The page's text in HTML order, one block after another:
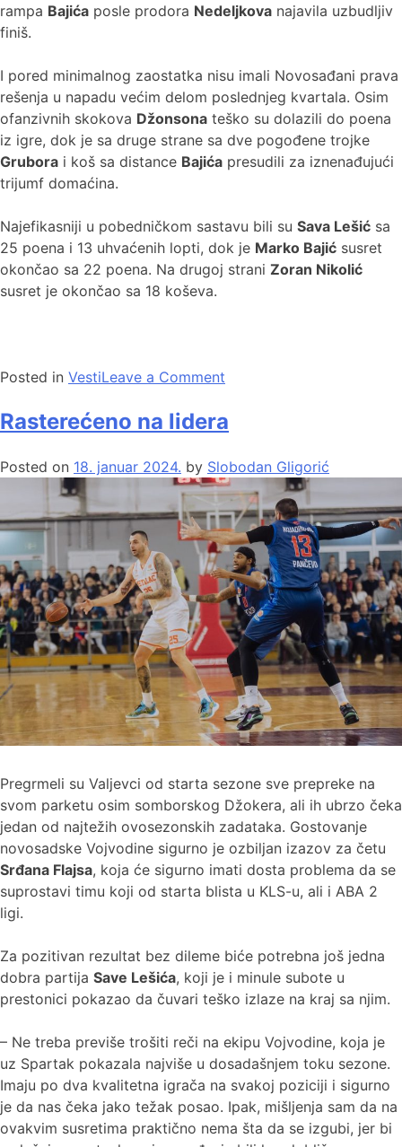
rampa Bajića posle prodora Nedeljkova najavila uzbudljiv
finiš.
I pored minimalnog zaostatka nisu imali Novosađani prava
rešenja u napadu većim delom poslednjeg kvartala. Osim
ofanzivnih skokova Džonsona teško su dolazili do poena
iz igre, dok je sa druge strane sa dve pogođene trojke
Grubora i koš sa distance Bajića presudili za iznenađujući
trijumf domaćina.
Najefikasniji u pobedničkom sastavu bili su Sava Lešić sa
25 poena i 13 uhvaćenih lopti, dok je Marko Bajić susret
okončao sa 22 poena. Na drugoj strani Zoran Nikolić
susret je okončao sa 18 koševa.
Posted in VestiLeave a Comment
Rasterećeno na lidera
Posted on 18. januar 2024. by Slobodan Gligorić
Pregrmeli su Valjevci od starta sezone sve prepreke na
svom parketu osim somborskog Džokera, ali ih ubrzo čeka
jedan od najtežih ovosezonskih zadataka. Gostovanje
novosadske Vojvodine sigurno je ozbiljan izazov za četu
Srđana Flajsa, koja će sigurno imati dosta problema da se
suprostavi timu koji od starta blista u KLS-u, ali i ABA 2
ligi.
Za pozitivan rezultat bez dileme biće potrebna još jedna
dobra partija Save Lešića, koji je i minule subote u
prestonici pokazao da čuvari teško izlaze na kraj sa njim.
– Ne treba previše trošiti reči na ekipu Vojvodine, koja je
uz Spartak pokazala najviše u dosadašnjem toku sezone.
Imaju po dva kvalitetna igrača na svakoj poziciji i sigurno
je da nas čeka jako težak posao. Ipak, mišljenja sam da na
ovakvim susretima praktično nema šta da se izgubi, jer bi